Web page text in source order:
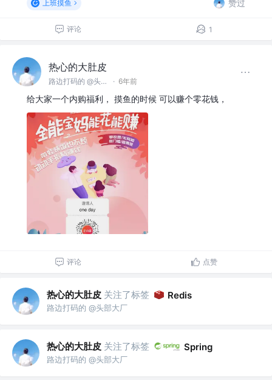
上班摸鱼 赞过
评论 1
热心的大肚皮
路边打码的 @头部大厂 · 6年前
给大家一个内购福利， 摸鱼的时候 可以赚个零花钱，
评论 点赞
热心的大肚皮 关注了标签 Redis
路边打码的 @头部大厂
热心的大肚皮 关注了标签 Spring
路边打码的 @头部大厂